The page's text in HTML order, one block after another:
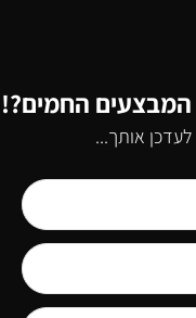
המבצעים החמים?!
אותך...